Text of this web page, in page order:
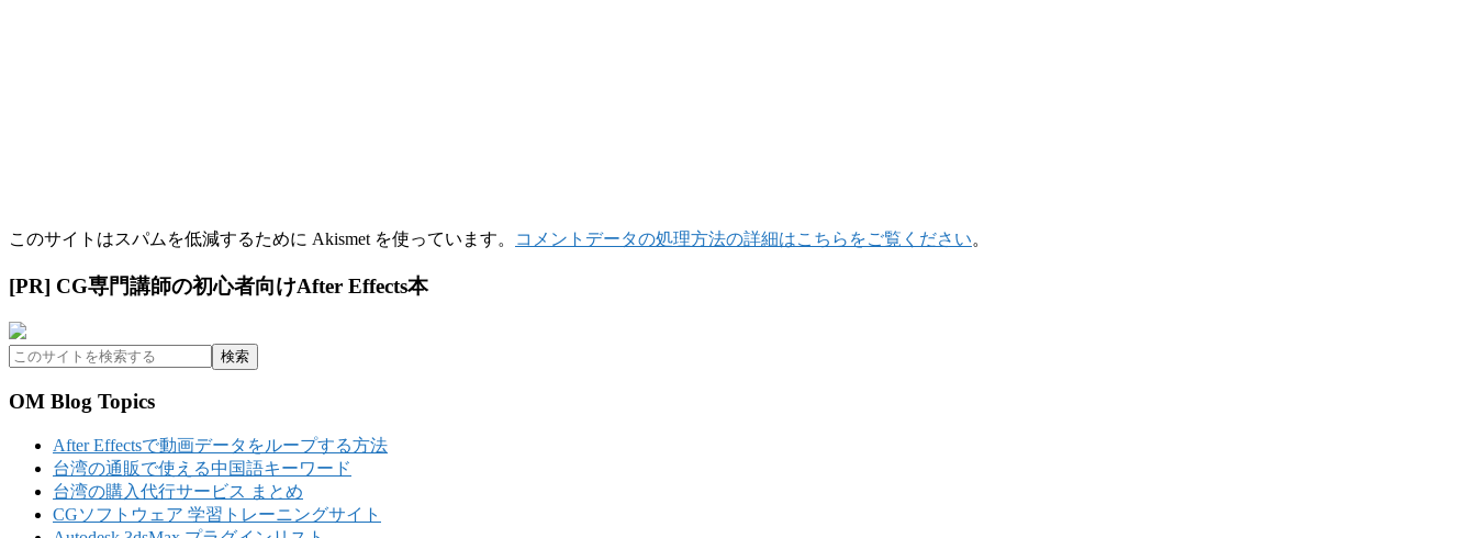
このサイトはスパムを低減するために Akismet を使っています。 コメントデータの処理方法の詳細はこちらをご覧ください。
最
初
の
サ
[PR] CG専門講師の初心者向けAfter Effects本
こ
サ
OM Blog Topics
After Effectsで動画データをループする方法
台湾の通販で使える中国語キーワード
台湾の購入代行サービス まとめ
CGソフトウェア 学習トレーニングサイト